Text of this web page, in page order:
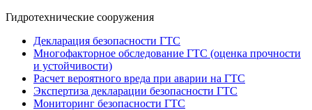
Гидротехнические сооружения
Декларация безопасности ГТС
Многофакторное обследование ГТС (оценка прочности
и устойчивости)
Расчет вероятного вреда при аварии на ГТС
Экспертиза декларации безопасности ГТС
Мониторинг безопасности ГТС